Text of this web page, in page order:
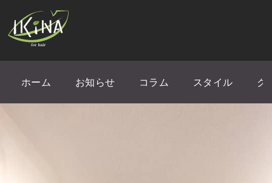
ホーム お知らせ コラム スタイル ク